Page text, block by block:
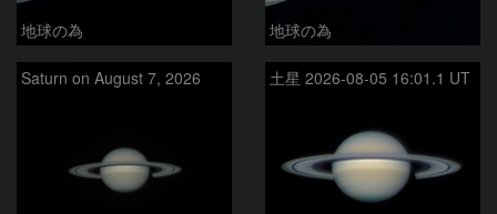
地球の為 地球の為
Saturn on August 7, 2026 土星 2026-08-05 16:01.1 UT